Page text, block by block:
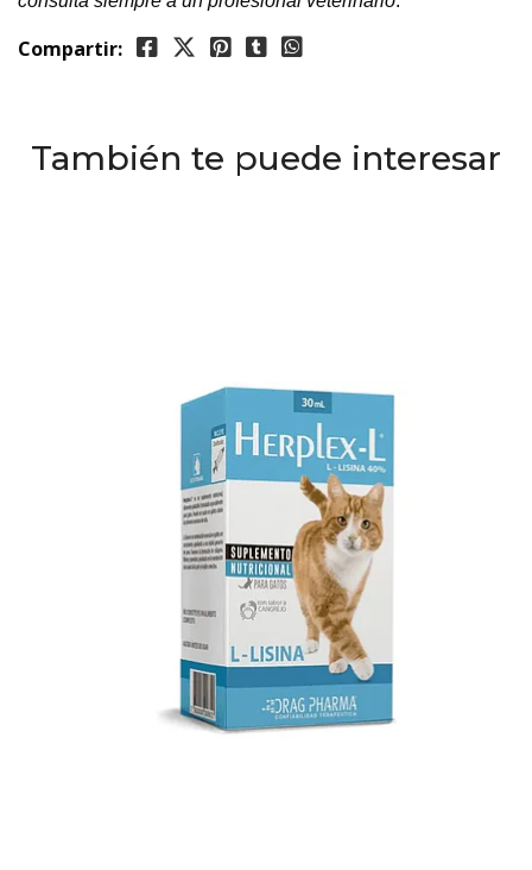
Compartir:
También te puede interesar